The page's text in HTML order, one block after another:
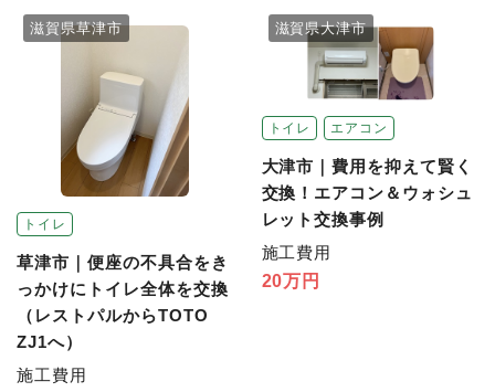
トイレ
滋賀県草津市
草津市｜便座の不具合をき
っかけにトイレ全体を交換
（レストパルからTOTO
ZJ1へ）
施工費用
トイレ エアコン
滋賀県大津市
大津市｜費用を抑えて賢く
交換！エアコン＆ウォシュ
レット交換事例
施工費用
20万円